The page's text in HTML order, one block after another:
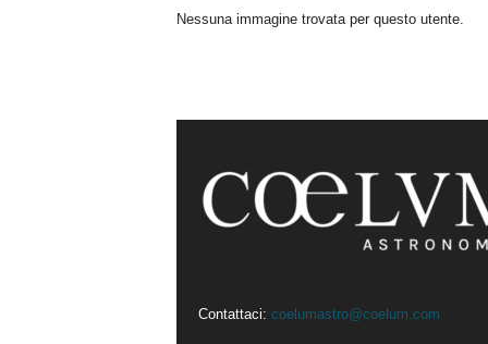
Nessuna immagine trovata per questo utente.
Contattaci: coelumastro@coelum.com